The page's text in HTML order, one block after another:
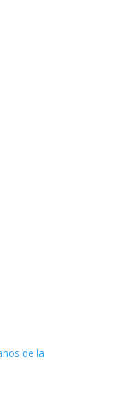
de la